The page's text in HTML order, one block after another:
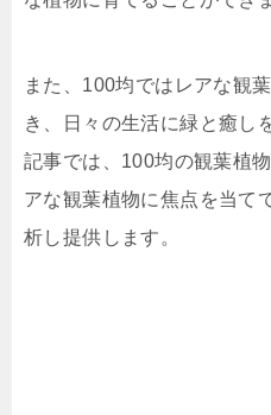
また、100均ではレアな観
き、日々の生活に緑と癒し
記事では、100均の観葉植
アな観葉植物に焦点を当て
析し提供します。